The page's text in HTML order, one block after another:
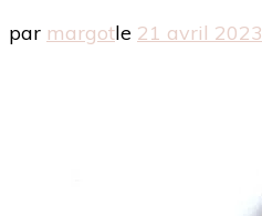
par margotle 21 avril 2023